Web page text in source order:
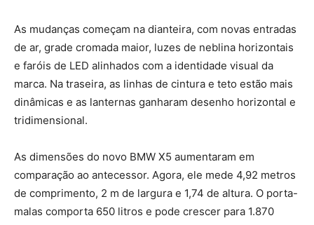
As mudanças começam na dianteira, com novas entradas
de ar, grade cromada maior, luzes de neblina horizontais
e faróis de LED alinhados com a identidade visual da
marca. Na traseira, as linhas de cintura e teto estão mais
dinâmicas e as lanternas ganharam desenho horizontal e
tridimensional.
As dimensões do novo BMW X5 aumentaram em
comparação ao antecessor. Agora, ele mede 4,92 metros
de comprimento, 2 m de largura e 1,74 de altura. O porta-
malas comporta 650 litros e pode crescer para 1.870